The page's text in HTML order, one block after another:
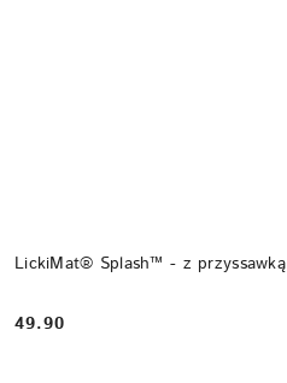
LickiMat® Splash™ - z przyssawką
Cena:
49.90